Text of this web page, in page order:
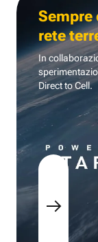
Sempre
rete
In
Direct to Cell.